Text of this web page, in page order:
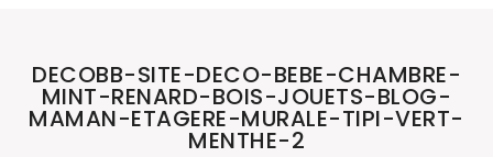
DECOBB-SITE-DECO-BEBE-CHAMBRE-
MINT-RENARD-BOIS-JOUETS-BLOG-
MAMAN-ETAGERE-MURALE-TIPI-VERT-
MENTHE-2